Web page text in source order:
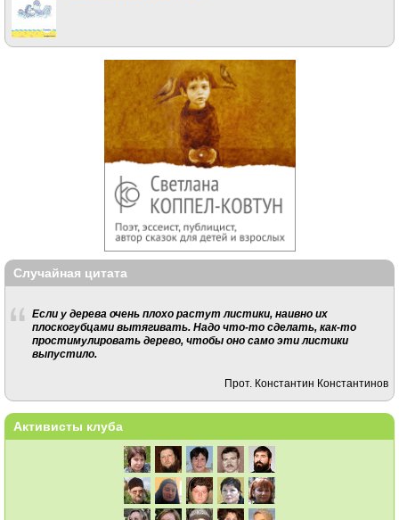
Случайная цитата
Если у дерева очень плохо растут листики, наивно их
плоскогубцами вытягивать. Надо что-то сделать, как-то
простимулировать дерево, чтобы оно само эти листики
выпустило.
Прот. Константин Константинов
Активисты клуба